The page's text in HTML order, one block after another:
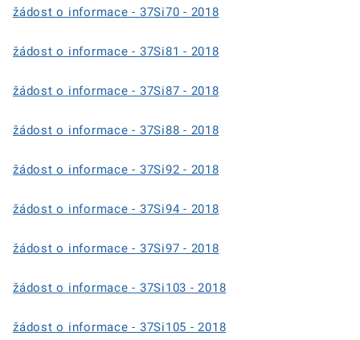
žádost o informace - 37Si70 - 2018
žádost o informace - 37Si81 - 2018
žádost o informace - 37Si87 - 2018
žádost o informace - 37Si88 - 2018
žádost o informace - 37Si92 - 2018
žádost o informace - 37Si94 - 2018
žádost o informace - 37Si97 - 2018
žádost o informace - 37Si103 - 2018
žádost o informace - 37Si105 - 2018